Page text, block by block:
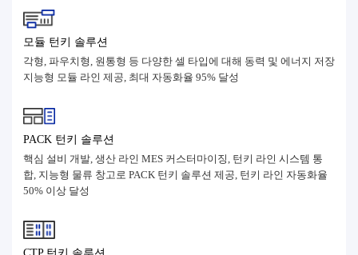
모듈 턴키 솔루션
각형, 파우치형, 원통형 등 다양한 셀 타입에 대해 동력 및 에너지 저장
지능형 모듈 라인 제공, 최대 자동화율 95% 달성
PACK 턴키 솔루션
핵심 설비 개발, 생산 라인 MES 커스터마이징, 턴키 라인 시스템 통
합, 지능형 물류 창고로 PACK 턴키 솔루션 제공, 턴키 라인 자동화율
50% 이상 달성